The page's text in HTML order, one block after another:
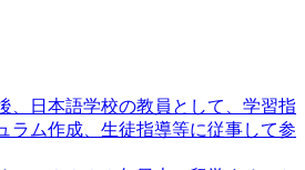
、日本語学校の教員として、学習指
ラム作成、生徒指導等に従事して参